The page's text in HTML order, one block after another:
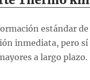
estándar
inmediata, pero
a largo plazo.